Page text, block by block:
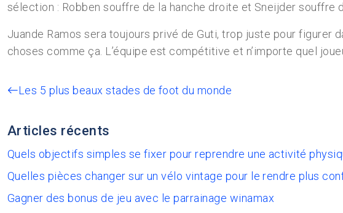
sélection : Robben souffre de la hanche droite et Sneijder souffre
Juande Ramos sera toujours privé de Guti, trop juste pour
choses comme ça. L’équipe est compétitive et n’importe quel
Les 5 plus beaux stades de foot du monde
Articles récents
Quels objectifs simples se fixer pour reprendre une activité
Quelles pièces changer sur un vélo vintage pour le rendre plus
Gagner des bonus de jeu avec le parrainage winamax